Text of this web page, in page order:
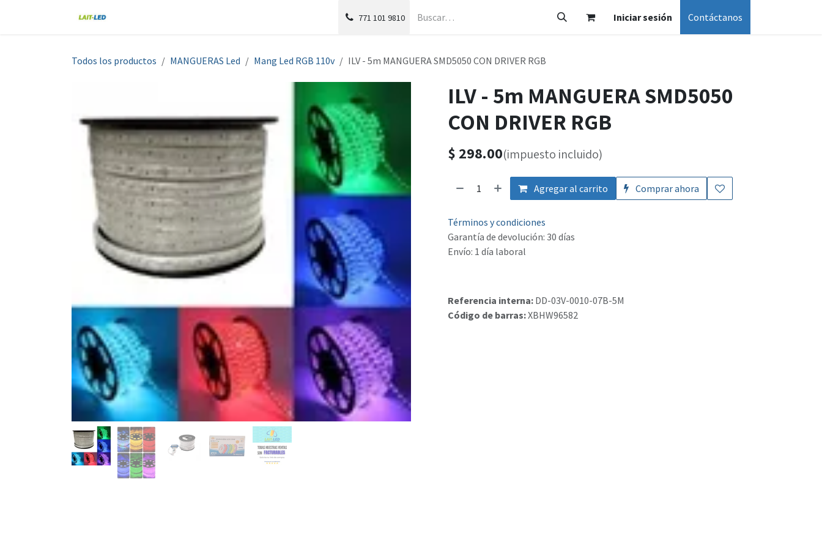
771 101 9810 Iniciar sesión Contáctanos
Todos los productos MANGUERAS Led Mang Led RGB 110v ILV - 5m MANGUERA SMD5050 CON DRIVER RGB
ILV - 5m MANGUERA SMD5050
CON DRIVER RGB
$ 298.00(impuesto incluido)
Agregar al carrito Comprar ahora
Términos y condiciones
Garantía de devolución: 30 días
Envío: 1 día laboral
Referencia interna: DD-03V-0010-07B-5M
Código de barras:XBHW96582